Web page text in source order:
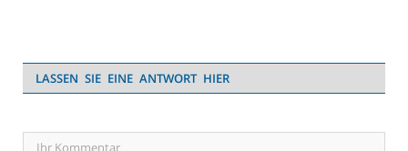
LASSEN SIE EINE ANTWORT HIER